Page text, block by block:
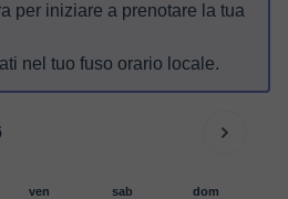
per iniziare a prenotare la tua
nel tuo fuso orario locale.
ven
sab
dom